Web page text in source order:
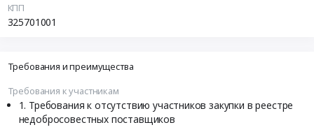
КПП
325701001
Требования и преимущества
Требования к участникам
Требования к отсутствию участников закупки в реестре
недобросовестных поставщиков